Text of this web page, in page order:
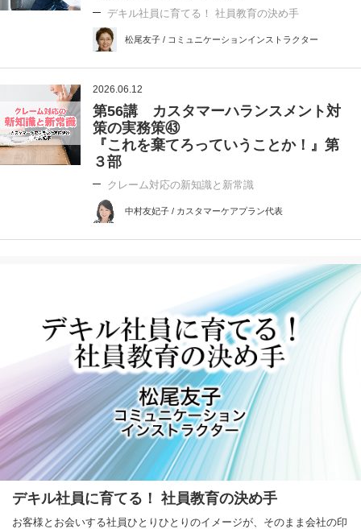
デキル社員に育てる！ 社員教育の決め手
松尾友子 / コミュニケーションインストラクター
2026.06.12
第56講 カスタマーハランスメント対
策の実務策㊸
『これを棄てろっていうことか！』第
３部
クレーム対応の新知識と新常識
中村友妃子 / カスタマーケアプラン代表
デキル社員に育てる！ 社員教育の決め手
お客様とお会いする社員ひとりひとりのイメージが、そのまま会社の印